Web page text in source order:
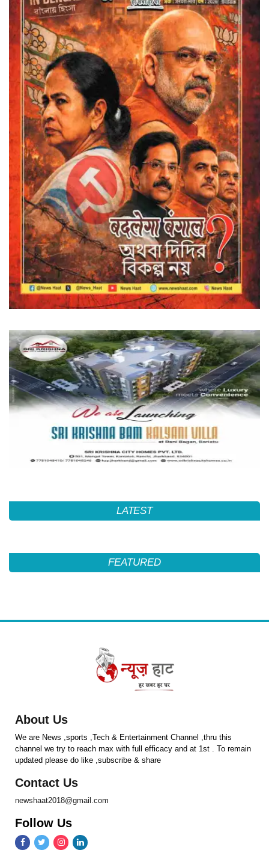
LATEST
FEATURED
About Us
We are News ,sports ,Tech & Entertainment Channel ,thru this
channel we try to reach max with full efficacy and at 1st . To remain
updated please do like ,subscribe & share
Contact Us
newshaat2018@gmail.com
Follow Us